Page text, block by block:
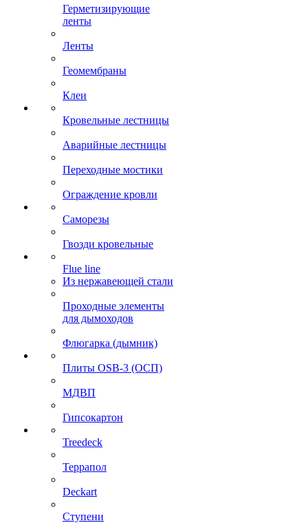
Герметизирующие
ленты
Ленты
Геомембраны
Клеи
Кровельные лестницы
Аварийные лестницы
Переходные мостики
Ограждение кровли
Саморезы
Гвозди кровельные
Flue line
Из нержавеющей стали
Проходные элементы
для дымоходов
Флюгарка (дымник)
Плиты OSB-3 (ОСП)
МДВП
Гипсокартон
Treedeck
Террапол
Deckart
Ступени